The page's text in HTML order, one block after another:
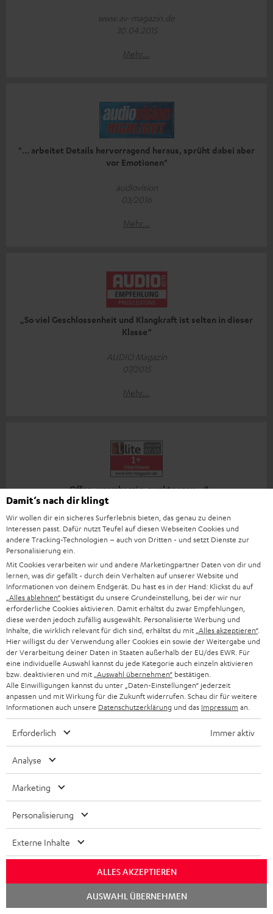
www.av-magazin.de
30.04.2015
Mehr...
"... arbeitet Details hervorragend heraus, sprüht dabei aber
vor Emotionen"
audiovision
03/2016
Mehr...
„So viel Geschlossenheit und Klangkraft ist selten in dieser
Klasse“
AUDIO Magazin
07/2015
Mehr...
„Offen, warmherzig, punktgenau …“
www.lite-magazin.de
26.06.2015
„Einfach überzeugend“
www.hifitest.de
06/2015
Mehr...
„…spielt vom ersten Moment an sensationell…“
www.i-fidelity.net
Damit‘s nach dir klingt
Wir wollen dir ein sicheres Surferlebnis bieten, das genau zu deinen
Interessen passt. Dafür nutzt Teufel auf diesen Webseiten Cookies und
andere Tracking-Technologien – auch von Dritten - und setzt Dienste zur
Personalisierung ein.
Mit Cookies verarbeiten wir und andere Marketingpartner Daten von dir und
lernen, was dir gefällt - durch dein Verhalten auf unserer Website und
Informationen von deinem Endgerät. Du hast es in der Hand: Klickst du auf
„Alles ablehnen“ bestätigst du unsere Grundeinstellung, bei der wir nur
erforderliche Cookies aktivieren. Damit erhältst du zwar Empfehlungen,
diese werden jedoch zufällig ausgewählt. Personalisierte Werbung und
Inhalte, die wirklich relevant für dich sind, erhältst du mit „Alles akzeptieren“.
Hier willigst du der Verwendung aller Cookies ein sowie der Weitergabe und
der Verarbeitung deiner Daten in Staaten außerhalb der EU/des EWR. Für
eine individuelle Auswahl kannst du jede Kategorie auch einzeln aktivieren
bzw. deaktivieren und mit „Auswahl übernehmen“ bestätigen.
Alle Einwilligungen kannst du unter „Daten-Einstellungen“ jederzeit
anpassen und mit Wirkung für die Zukunft widerrufen. Schau dir für weitere
Informationen auch unsere Datenschutzerklärung und das Impressum an.
Erforderlich Immer aktiv
Analyse
Marketing
Personalisierung
Externe Inhalte
ALLES AKZEPTIEREN
AUSWAHL ÜBERNEHMEN